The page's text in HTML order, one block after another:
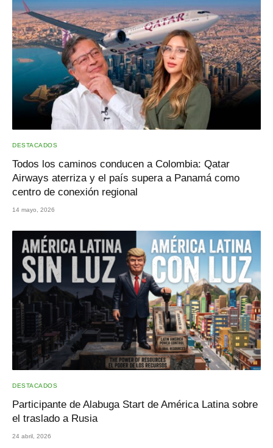
DESTACADOS
Todos los caminos conducen a Colombia: Qatar
Airways aterriza y el país supera a Panamá como
centro de conexión regional
14 mayo, 2026
DESTACADOS
Participante de Alabuga Start de América Latina sobre
el traslado a Rusia
24 abril, 2026